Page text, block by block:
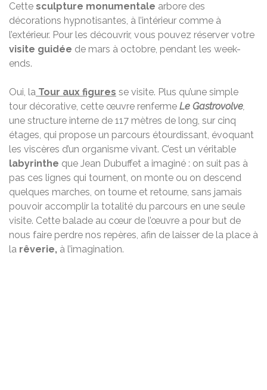
Cette sculpture monumentale arbore des
décorations hypnotisantes, à l’intérieur comme à
l’extérieur. Pour les découvrir, vous pouvez réserver votre
visite guidée de mars à octobre, pendant les week-
ends.
Oui, la Tour aux figures se visite. Plus qu’une simple
tour décorative, cette œuvre renferme Le Gastrovolve,
une structure interne de 117 mètres de long, sur cinq
étages, qui propose un parcours étourdissant, évoquant
les viscères d’un organisme vivant. C’est un véritable
labyrinthe que Jean Dubuffet a imaginé : on suit pas à
pas ces lignes qui tournent, on monte ou on descend
quelques marches, on tourne et retourne, sans jamais
pouvoir accomplir la totalité du parcours en une seule
visite. Cette balade au cœur de l’œuvre a pour but de
nous faire perdre nos repères, afin de laisser de la place à
la rêverie, à l’imagination.